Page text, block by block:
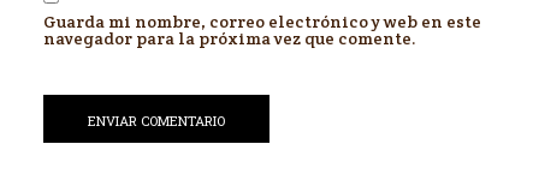
Guarda mi nombre, correo electrónico y web en este
navegador para la próxima vez que comente.